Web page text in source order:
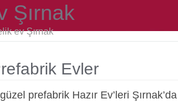
Şırnak
ev Şırnak
Evler
prefabrik Hazır Ev’leri